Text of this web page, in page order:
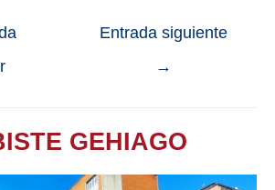
Entrada siguiente
→
GEHIAGO